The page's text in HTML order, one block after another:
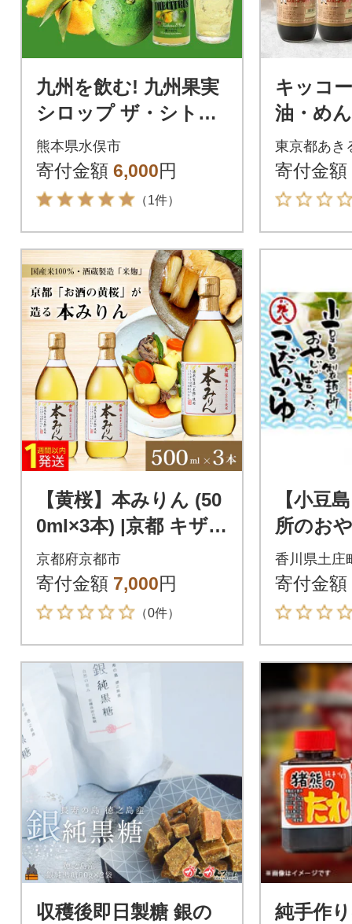
九州を飲む! 九州果実
シロップ ザ・シトラ
ス 【かぼす&柚子】 5
00ml 1本 【福田農
場】
熊本県水俣市
寄付金額 6,000円
（1件）
キッコ
油・め
(あきる
東京都あき
寄付金額
【黄桜】本みりん (50
0ml×3本) |京都 キザク
ラ 調味料 大人気セッ
ト
京都府京都市
寄付金額 7,000円
（0件）
【小豆
所のお
『こだ
ゆ』&『
ゆ』の
香川県土庄
寄付金額
収穫後即日製糖 銀の
純手作